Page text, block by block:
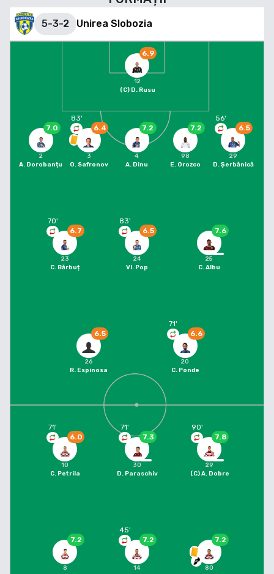
5-3-2 Unirea Slobozia
6.9
12
(C) D. Rusu
7.0
2
A. Dorobanțu
6.4
83'
3
O. Safronov
7.2
4
A. Dinu
7.2
98
E. Orozco
6.5
56'
29
D. Șerbănică
6.7
70'
23
C. Bărbuț
6.5
83'
24
Vl. Pop
7.6
25
C. Albu
6.5
26
R. Espinosa
6.6
71'
20
C. Ponde
6.0
71'
10
C. Petrila
7.3
71'
30
D. Paraschiv
7.8
90'
29
(C)A. Dobre
7.2
8
7.2
45'
14
7.2
80